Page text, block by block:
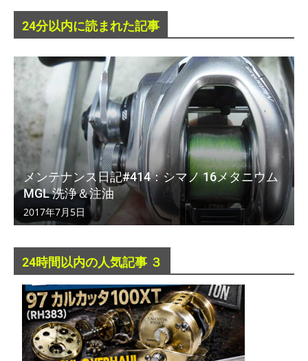
24分以内に読まれた記事
メンテナンス日記#414：シマノ 16メタニウム
MGL 洗浄＆注油
2017年7月5日
24時間以内の人気記事 ３